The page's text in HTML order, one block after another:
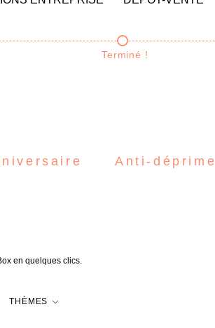
Terminé !
Anti-déprime
en quelques clics.
THÈMES